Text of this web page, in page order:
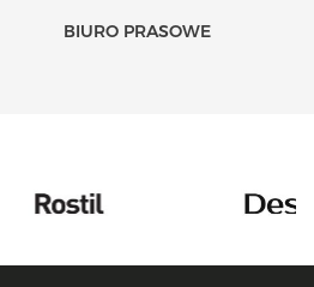
BIURO PRASOWE